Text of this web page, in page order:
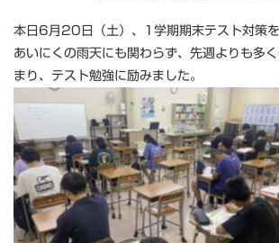
本日6月20日（土）、1学期期末テスト対策を
あいにくの雨天にも関わらず、先週よりも多
まり、テスト勉強に励みました。